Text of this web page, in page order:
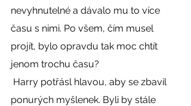
nevyhnutelné a dávalo mu to více
času s nimi. Po všem, čím musel
projít, bylo opravdu tak moc chtít
jenom trochu času?
ponurých myšlenek. Byli by stále